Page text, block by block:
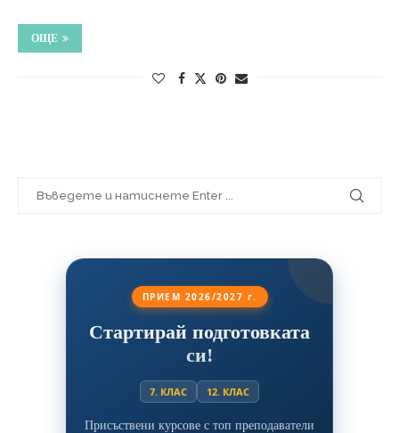
ОЩЕ
ПРИЕМ 2026/2027 г.
Стартирай подготовката
си!
7. КЛАС 12. КЛАС
Присъствени курсове с топ преподаватели